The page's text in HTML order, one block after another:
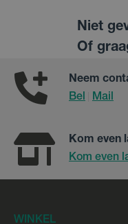
Niet
Of
Neem
Bel
Mail
Kom even
Kom even
WINKEL